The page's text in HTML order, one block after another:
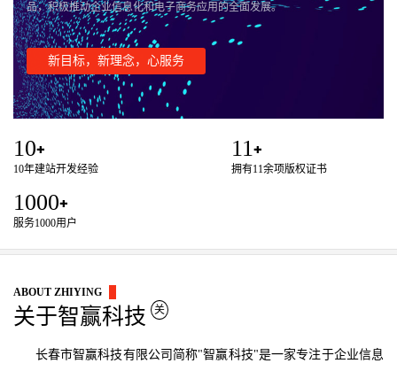
品，积极推动企业信息化和电子商务应用的全面发展。
新目标，新理念，心服务
10+
10年建站开发经验
11+
拥有11余项版权证书
1000+
服务1000用户
ABOUT ZHIYING
关于智赢科技 关
长春市智赢科技有限公司简称"智赢科技"是一家专注于企业信息